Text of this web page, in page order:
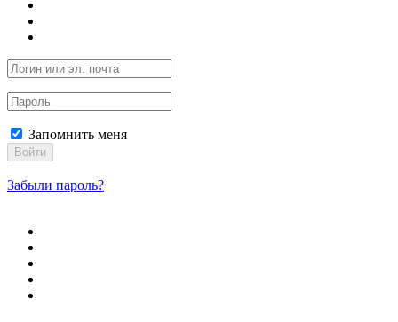
Запомнить меня
Войти
Забыли пароль?